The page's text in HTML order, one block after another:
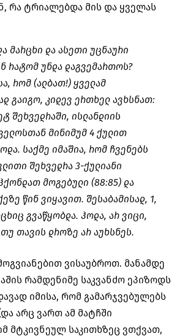
, რა ტრიალებდა მის და ყველას
მარცხი და ასეთი უცნაური
რატომ უნდა დაგვემართოს?
, რომ (ალბათ!) ყველამ
გაიგო, კიდევ ერთხელ ავხსნათ:
შეხვედრაში, ისლანდიის
მინიმუმ 4 ქულით
. საქმე იმაშია, რომ ჩვენებს
შეხვედრა 3-ქულიანი
მოგებული (88:85) და
წინ ვიყავით. შესაბამისად, 1,
გვაწყობდა. ჰოდა, არ ვიცი,
თავის დროზე არ აუხსნეს.
ვისაუბროთ. მანამდე
რამდენიმე საკვანძო ეპიზოდს
იმისა, რომ გამარჯვებულებს
და არც ვართ ამ მატჩში
მტკივნეულ საკითხზეც ვთქვათ,